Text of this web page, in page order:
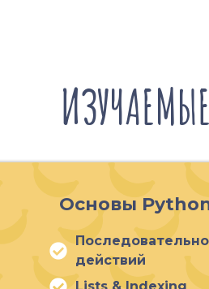
Основы
действий